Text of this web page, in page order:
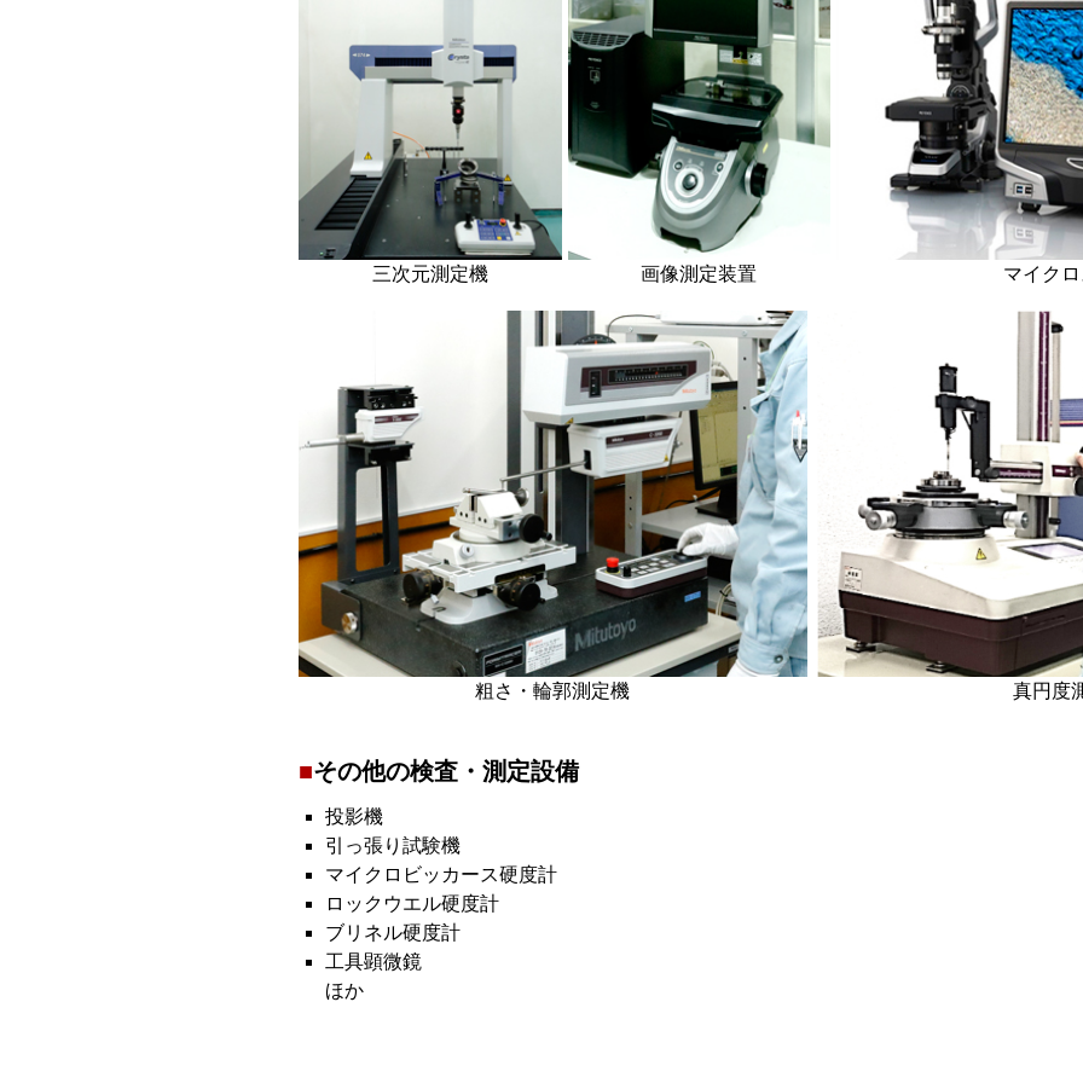
三次元測定機 画像測定装置 マイク
粗さ・輪郭測定機 真円度
その他の検査・測定設備
投影機
引っ張り試験機
マイクロビッカース硬度計
ロックウエル硬度計
ブリネル硬度計
工具顕微鏡
ほか